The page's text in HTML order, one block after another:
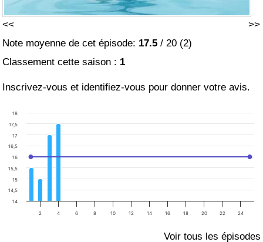
<<
>>
Note moyenne de cet épisode: 17.5 / 20 (2)
Classement cette saison : 1
Inscrivez-vous et identifiez-vous pour donner votre avis.
2 4 6 8 10 12 14 16 18 20 22 24
14
14,5
15
15,5
16
16,5
17
17,5
18
Voir tous les épisodes